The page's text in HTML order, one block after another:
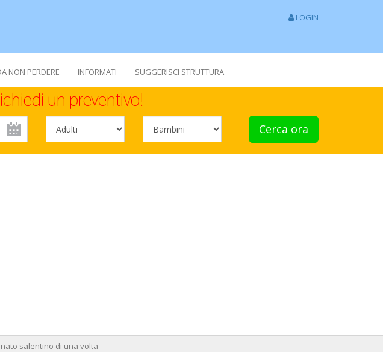
LOGIN
NON PERDERE INFORMATI SUGGERISCI STRUTTURA
un preventivo!
Cerca ora
salentino di una volta